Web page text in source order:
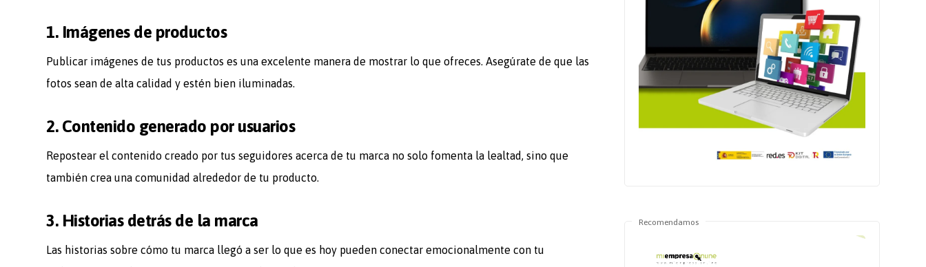
1. Imágenes de productos
Publicar imágenes de tus productos es una excelente manera de mostrar lo que ofreces. Asegúrate de que las
fotos sean de alta calidad y estén bien iluminadas.
2. Contenido generado por usuarios
Repostear el contenido creado por tus seguidores acerca de tu marca no solo fomenta la lealtad, sino que
también crea una comunidad alrededor de tu producto.
3. Historias detrás de la marca
Las historias sobre cómo tu marca llegó a ser lo que es hoy pueden conectar emocionalmente con tu
Recomendamos